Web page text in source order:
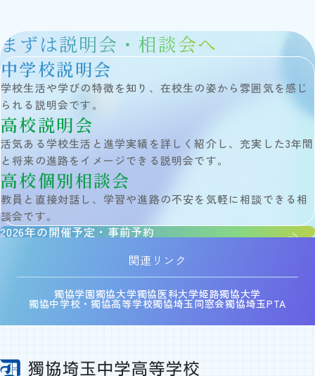
まずは説明会・相談会へ
中学校説明会
学校生活や学びの特徴を知り、在校生の姿から雰囲気を感じ
られる説明会です。
高校説明会
活気ある学校生活と進学実績を詳しく紹介し、充実した3年間
と将来の進路をイメージできる説明会です。
高校個別相談会
教員と直接対話し、学習や進路の不安を気軽に相談できる相
談会です。
2026年の開催予定・事前予約
関連リンク
獨協学園獨協大学獨協医科大学姫路獨協大学
獨協中学校・獨協高等学校獨協埼玉同窓会獨協埼玉PTA